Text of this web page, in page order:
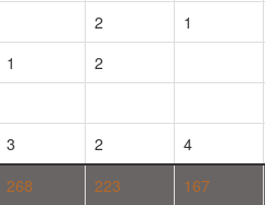
2
1
1 2
3 2
4
268 223 167